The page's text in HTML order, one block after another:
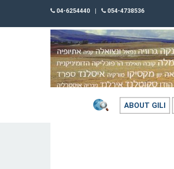
054-4738536
04-6254440
ABOUT GILI